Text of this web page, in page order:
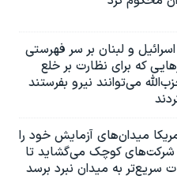
و لبنان بر سر فهرستی
که برای نظارت بر خلع
می‌توانند نیرو بفرستند
میدان‌های آزمایش خود را
شرکت‌های کوچک می‌گشاید تا
سریع‌تر به میدان نبرد برسد